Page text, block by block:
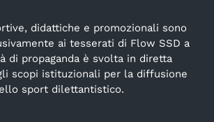
didattiche e promozionali sono
ai tesserati di Flow SSD a
di propaganda è svolta in diretta
scopi istituzionali per la diffusione
sport dilettantistico.